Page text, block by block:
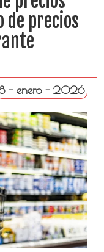
precios
- enero - 2026